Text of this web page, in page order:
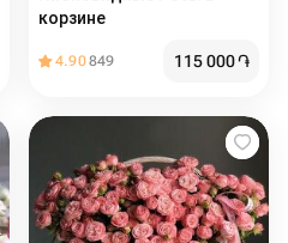
корзине
4.90849 115 000֏